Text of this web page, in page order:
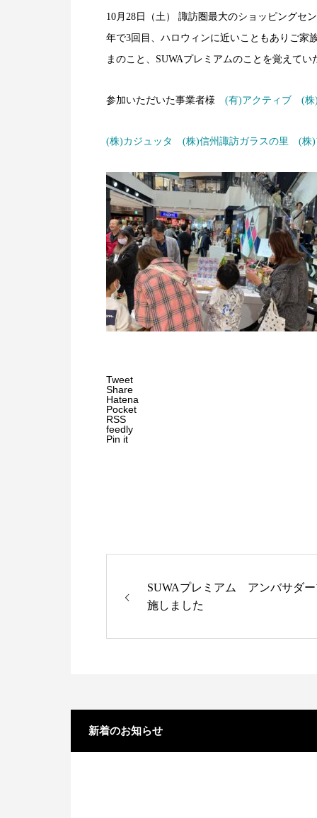
10月28日（土） 諏訪圏最大のショッピングセ
年で3回目、ハロウィンに近いこともありご家
まのこと、SUWAプレミアムのことを覚えて
参加いただいた事業者様 (有)アクティブ (株
(株)カジュッタ (株)信州諏訪ガラスの里 (株
Tweet
Share
Hatena
Pocket
RSS
feedly
Pin it
SUWAプレミアム アンバサダ
施しました
新着のお知らせ